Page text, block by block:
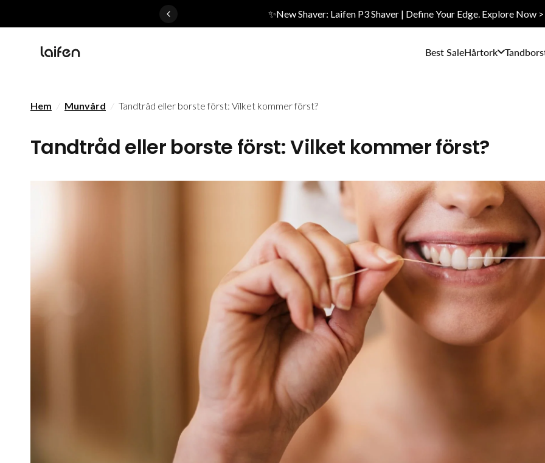
✨New Shaver: Laifen P3 Shaver | Define Your Edge. Explore Now
Best SaleHårtork
Hem / Munvård / Tandtråd eller borste först: Vilket kommer först?
Tandtråd eller borste först: Vilket kommer först?